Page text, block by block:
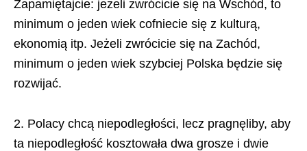
Zapamiętajcie: jeżeli zwrócicie się na Wschód, to
minimum o jeden wiek cofniecie się z kulturą,
ekonomią itp. Jeżeli zwrócicie się na Zachód,
minimum o jeden wiek szybciej Polska będzie się
rozwijać.
2. Polacy chcą niepodległości, lecz pragnęliby, aby
ta niepodległość kosztowała dwa grosze i dwie